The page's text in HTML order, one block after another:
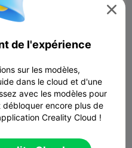

de l'expérience
sur les modèles,
dans le cloud et d'une
avec les modèles pour
encore plus de
Creality Cloud !